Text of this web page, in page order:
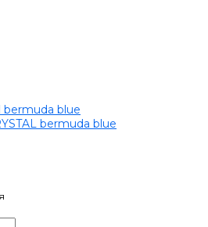
bermuda blue